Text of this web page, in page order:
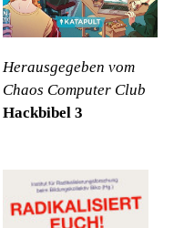
Herausgegeben vom
Chaos Computer Club
Hackbibel 3